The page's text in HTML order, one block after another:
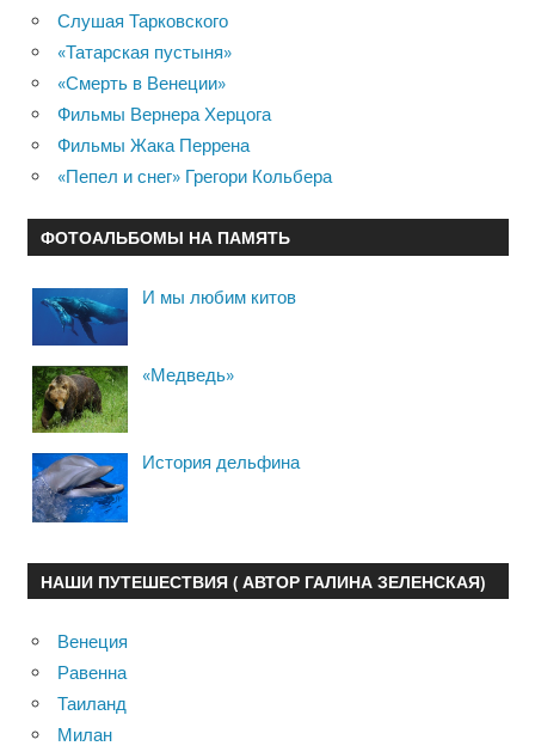
Слушая Тарковского
«Татарская пустыня»
«Смерть в Венеции»
Фильмы Вернера Херцога
Фильмы Жака Перрена
«Пепел и снег» Грегори Кольбера
ФОТОАЛЬБОМЫ НА ПАМЯТЬ
И мы любим китов
«Медведь»
История дельфина
НАШИ ПУТЕШЕСТВИЯ ( АВТОР ГАЛИНА ЗЕЛЕНСКАЯ)
Венеция
Равенна
Таиланд
Милан